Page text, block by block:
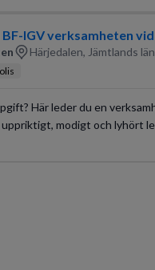
IGV verksamheten
Härjedalen, Jämtlands län
Här leder du en
modigt och lyhört